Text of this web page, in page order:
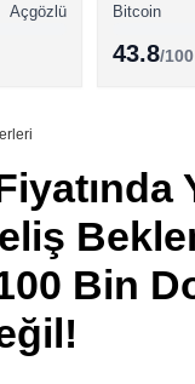
Açgözlü
Bitcoin
43.8/100
Bin